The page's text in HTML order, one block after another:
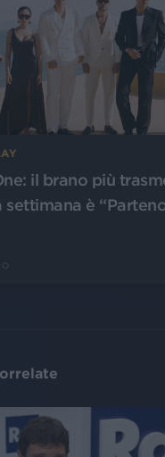
il brano più
settimana è